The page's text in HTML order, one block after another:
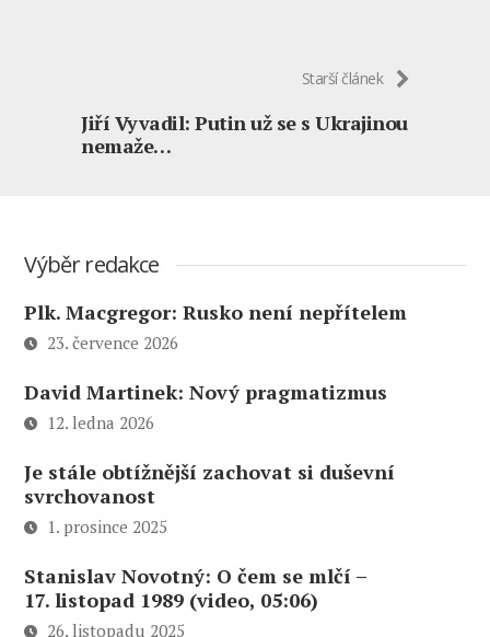
Starší článek
Jiří Vyvadil: Putin už se s Ukrajinou
nemaže…
Výběr redakce
Plk. Macgregor: Rusko není nepřítelem
23. července 2026
David Martinek: Nový pragmatizmus
12. ledna 2026
Je stále obtížnější zachovat si duševní
svrchovanost
1. prosince 2025
Stanislav Novotný: O čem se mlčí –
17. listopad 1989 (video, 05:06)
26. listopadu 2025